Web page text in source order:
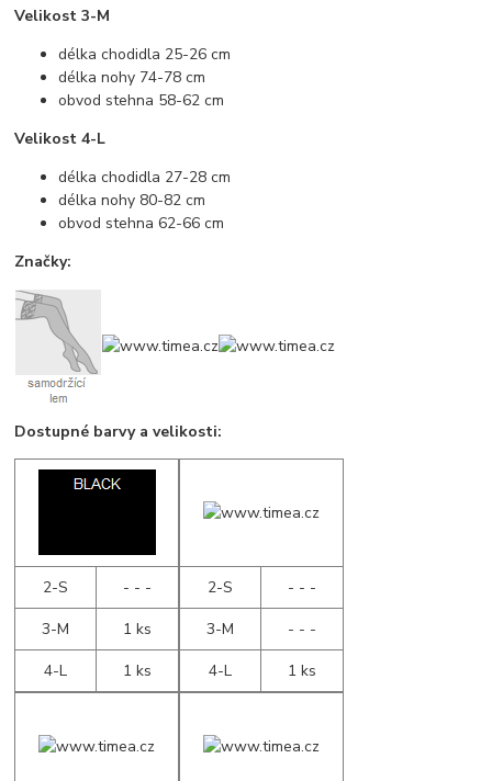
Velikost 3-M
délka chodidla 25-26 cm
délka nohy 74-78 cm
obvod stehna 58-62 cm
Velikost 4-L
délka chodidla 27-28 cm
délka nohy 80-82 cm
obvod stehna 62-66 cm
Značky:
Dostupné barvy a velikosti:
2-S
- - -
3-M
1 ks
4-L
1 ks
2-S
- - -
3-M
- - -
4-L
1 ks